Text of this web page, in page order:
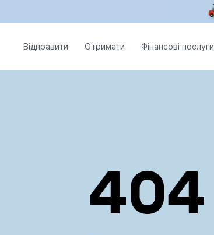
Відправити Отримати Фінансові послуги
404